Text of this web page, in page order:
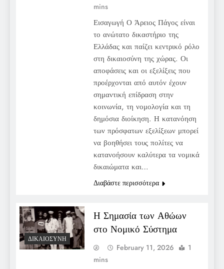
mins
Εισαγωγή Ο Άρειος Πάγος είναι
το ανώτατο δικαστήριο της
Ελλάδας και παίζει κεντρικό ρόλο
στη δικαιοσύνη της χώρας. Οι
αποφάσεις και οι εξελίξεις που
προέρχονται από αυτόν έχουν
σημαντική επίδραση στην
κοινωνία, τη νομολογία και τη
δημόσια διοίκηση. Η κατανόηση
των πρόσφατων εξελίξεων μπορεί
να βοηθήσει τους πολίτες να
κατανοήσουν καλύτερα τα νομικά
δικαιώματα και…
Διαβάστε περισσότερα
ΔΙΚΑΙΟΣΎΝΗ
Η Σημασία των Αθώων
στο Νομικό Σύστημα
February 11, 2026
1
mins